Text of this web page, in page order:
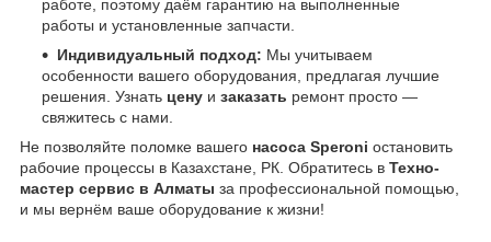
работе, поэтому даём гарантию на выполненные
работы и установленные запчасти.
Индивидуальный подход: Мы учитываем
особенности вашего оборудования, предлагая лучшие
решения. Узнать цену и заказать ремонт просто —
свяжитесь с нами.
Не позволяйте поломке вашего насоса Speroni остановить
рабочие процессы в Казахстане, РК. Обратитесь в Техно-
мастер сервис в Алматы за профессиональной помощью,
и мы вернём ваше оборудование к жизни!